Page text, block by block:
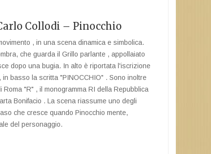
Collodi – Pinocchio
, in una scena dinamica e simbolica.
che guarda il Grillo parlante , appollaiato
dopo una bugia. In alto è riportata l'iscrizione
in basso la scritta "PINOCCHIO" . Sono inoltre
"R" , il monogramma RI della Repubblica
Bonifacio . La scena riassume uno degli
che cresce quando Pinocchio mente,
del personaggio.